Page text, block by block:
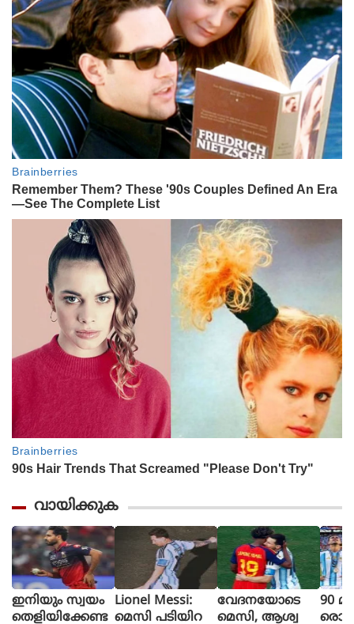
വായിക്കുക
ഇനിയും സ്വയം
തെളിയിക്കേണ്ട
Lionel Messi:
മെസി പടിയിറ
വേദനയോടെ
മെസി, ആശ്വ
90
രൊറ്റ